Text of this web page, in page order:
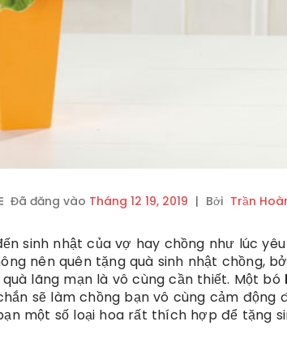
Đã đăng vào Tháng 12 19, 2019 | Bởi Trần
sinh nhật của vợ hay chồng như lúc
nên quên tặng quà sinh nhật chồng,
lãng mạn là vô cùng cần thiết. Một bó
sẽ làm chồng bạn vô cùng cảm động
một số loại hoa rất thích hợp để tặng